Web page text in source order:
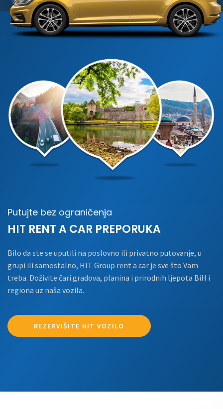
Putujte bez ograničenja
HIT RENT A CAR PREPORUKA
Bilo da ste se uputili na poslovno ili privatno putovanje, u
grupi ili samostalno, HIT Group rent a car je sve što Vam
treba. Doživite čari gradova, planina i prirodnih ljepota BiH i
regiona uz naša vozila.
REZERVIŠITE HIT VOZILO